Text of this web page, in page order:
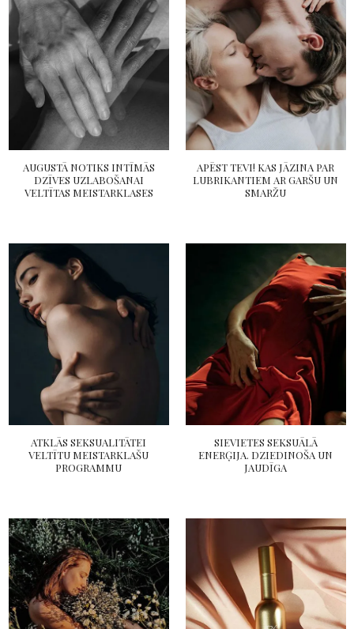
AUGUSTĀ NOTIKS INTĪMĀS
DZĪVES UZLABOŠANAI
VELTĪTAS MEISTARKLASES
APĒST TEVI! KAS JĀZINA PAR
LUBRIKANTIEM AR GARŠU UN
SMARŽU
ATKLĀS SEKSUALITĀTEI
VELTĪTU MEISTARKLAŠU
PROGRAMMU
SIEVIETES SEKSUĀLĀ
ENERĢIJA. DZIEDINOŠA UN
JAUDĪGA